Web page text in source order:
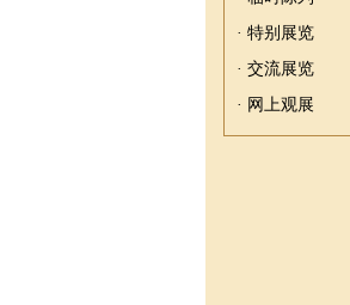
· 特别展览
· 交流展览
· 网上观展